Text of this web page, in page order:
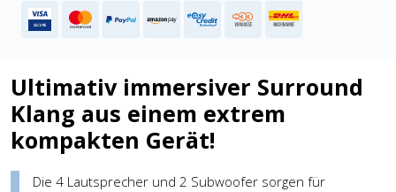
Ultimativ immersiver Surround
Klang aus einem extrem
kompakten Gerät!
Die 4 Lautsprecher und 2 Subwoofer sorgen für